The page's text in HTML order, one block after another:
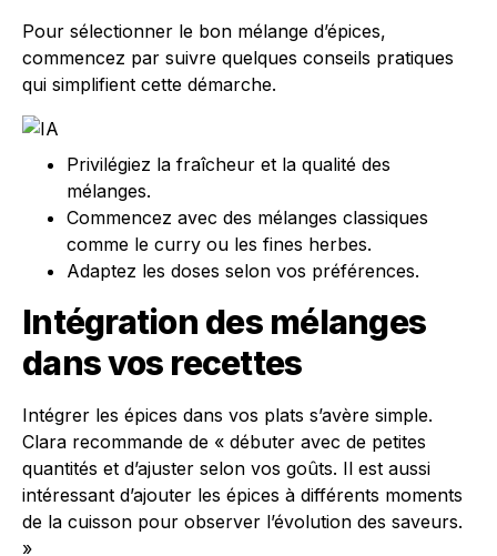
Pour sélectionner le bon mélange d’épices,
commencez par suivre quelques conseils pratiques
qui simplifient cette démarche.
Privilégiez la fraîcheur et la qualité des
mélanges.
Commencez avec des mélanges classiques
comme le curry ou les fines herbes.
Adaptez les doses selon vos préférences.
Intégration des mélanges
dans vos recettes
Intégrer les épices dans vos plats s’avère simple.
Clara recommande de « débuter avec de petites
quantités et d’ajuster selon vos goûts. Il est aussi
intéressant d’ajouter les épices à différents moments
de la cuisson pour observer l’évolution des saveurs.
»